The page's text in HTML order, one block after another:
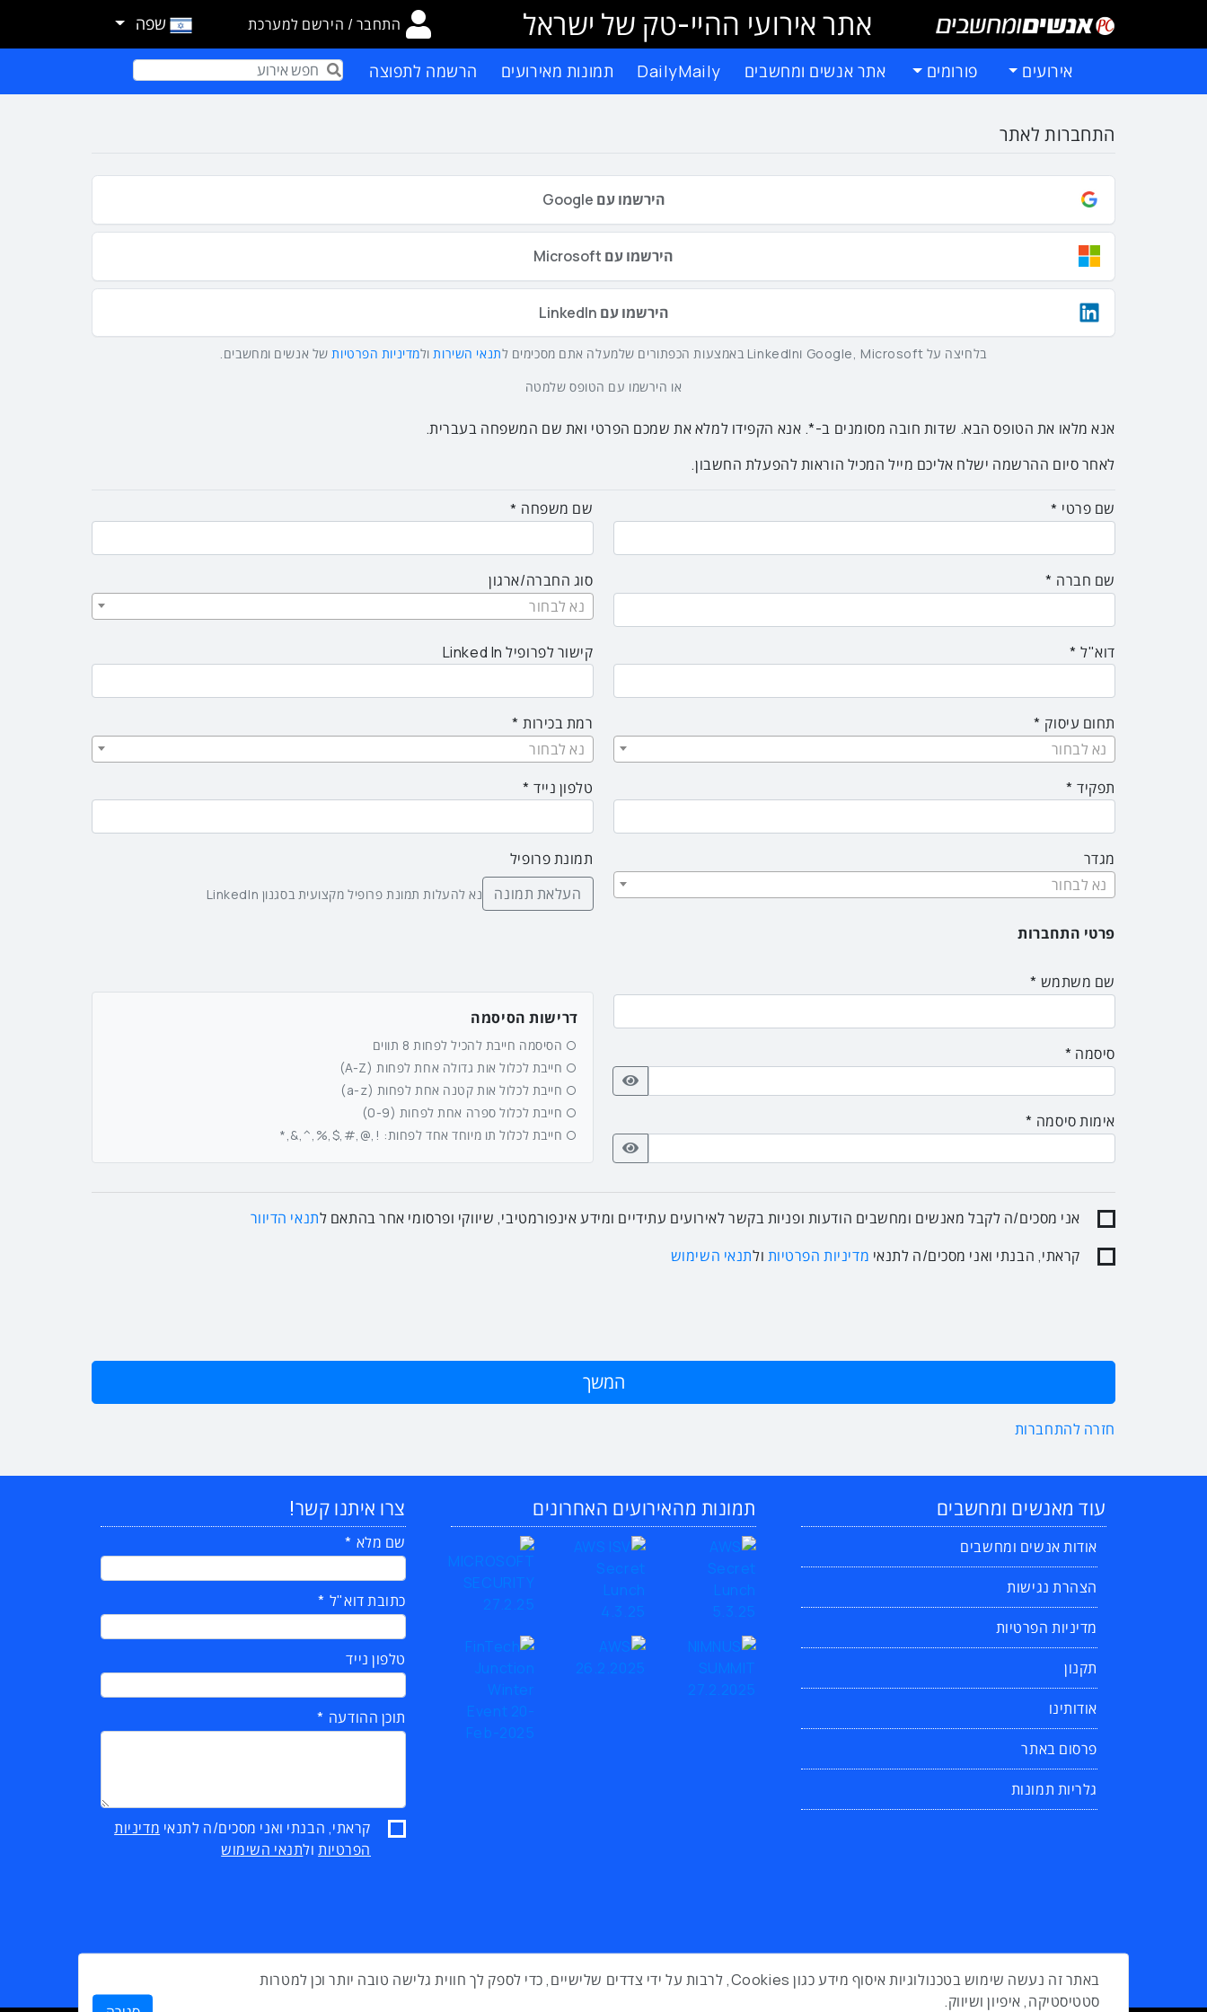
אתר אירועי ההיי-טק של ישראל התחבר / הירשם למערכת שפה
אירועים פורומים אתר אנשים ומחשבים DailyMaily תמונות מאירועים הרשמה לתפוצה Term
התחברות לאתר
הירשמו עם Google
הירשמו עם Microsoft
הירשמו עם LinkedIn
בלחיצה על Google, Microsoft וLinkedIn באמצעות הכפתורים שלמעלה אתם מסכימים ל תנאי השירותולמדיניות הפרטיותשל אנשים ומחשבים.
או הירשמו עם הטופס שלמטה
אנא מלאו את הטופס הבא. שדות חובה מסומנים ב-*. אנא הקפידו למלא את שמכם הפרטי ואת שם המשפחה בעברית.
לאחר סיום ההרשמה ישלח אליכם מייל המכיל הוראות להפעלת החשבון.
שם פרטי שם משפחה
שם חברה
סוג החברה/ארגון
נא לבחור
דוא"ל קישור לפרופיל Linked In
תחום עיסוק
נא לבחור
רמת בכירות
נא לבחור
תפקיד
טלפון נייד
מגדר
נא לבחור
תמונת פרופיל
העלאת תמונה
נא להעלות תמונת פרופיל מקצועית בסגנון LinkedIn
פרטי התחברות
שם משתמש
סיסמה
דרישות הסיסמה
הסיסמה חייבת להכיל לפחות 8 תווים
חייבת לכלול אות גדולה אחת לפחות (A-Z)
חייבת לכלול אות קטנה אחת לפחות (a-z)
חייבת לכלול ספרה אחת לפחות (0-9)
חייבת לכלול תו מיוחד אחד לפחות: !,@,#,$,%,^,&,*
אימות סיסמה
אני מסכים/ה לקבל מאנשים ומחשבים הודעות ופניות בקשר לאירועים עתידיים ומידע אינפורמטיבי, שיווקי ופרסומי אחר בהתאם לתנאי הדיוור
קראתי, הבנתי ואני מסכים/ה לתנאי מדיניות הפרטיות ולתנאי השימוש
חזרה להתחברות
עוד מאנשים ומחשבים
אודות אנשים ומחשבים
הצהרת נגישות
מדיניות הפרטיות
תקנון
אודותינו
פרסום באתר
גלריות תמונות
תמונות מהאירועים האחרונים צרו איתנו קשר!
שם מלא
כתובת דוא"ל
טלפון נייד
תוכן ההודעה
קראתי, הבנתי ואני מסכים/ה לתנאי מדיניות
הפרטיותולתנאי השימוש
באתר זה נעשה שימוש בטכנולוגיות איסוף מידע כגון Cookies, לרבות על ידי צדדים שלישיים, כדי לספק לך חווית גלישה טובה יותר וכן למטרות
סטטיסטיקה, איפיון ושיווק.